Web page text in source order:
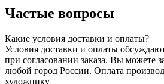
Частые вопросы
Какие условия доставки и оплаты?
Условия доставки и оплаты
при согласовании заказа. Вы можете
любой город России. Оплата
художнику